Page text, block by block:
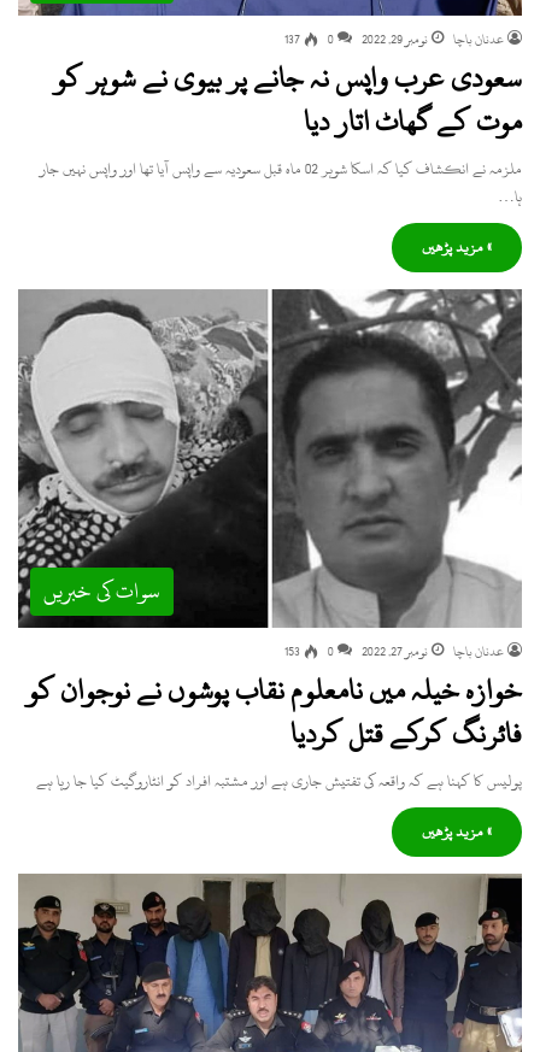
عدنان باچا نومبر 29, 2022 0
137
سعودی عرب واپس نہ جانے پر بیوی نے شوہر کو
موت کے گھاٹ اتار دیا
ملزمہ نے انکشاف کیا کہ اسکا شوہر 02 ماہ قبل سعودیہ سے واپس آیا تھا اور واپس نہیں جار
ہا…
» مزید پڑھیں
سوات کی خبریں
عدنان باچا نومبر 27, 2022 0
153
خوازہ خیلہ میں نامعلوم نقاب پوشوں نے نوجوان کو
فائرنگ کرکے قتل کردیا
پولیس کا کہنا ہے کہ واقعہ کی تفتیش جاری ہے اور مشتبہ افراد کو انٹاروگیٹ کیا جا رہا ہے
» مزید پڑھیں